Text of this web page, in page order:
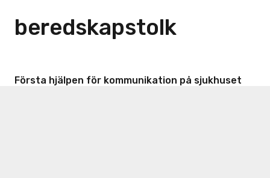
beredskapstolk
Första hjälpen för kommunikation på sjukhuset